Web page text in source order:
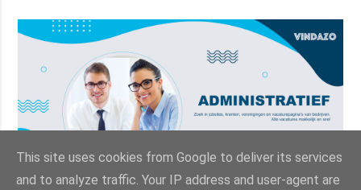
This site uses cookies from Google to deliver its services
and to analyze traffic. Your IP address and user-agent are